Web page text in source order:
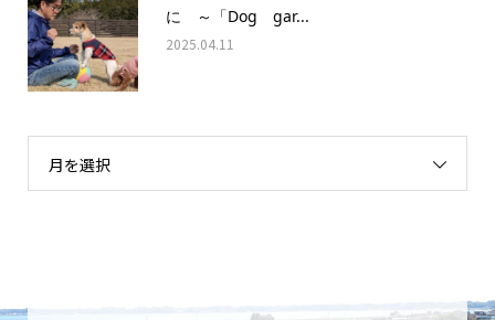
に ～「Dog gar...
2025.04.11
月を選択